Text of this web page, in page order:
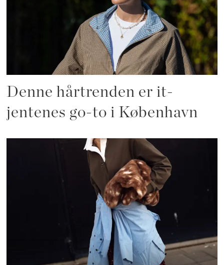
Denne hårtrenden er it-
jentenes go-to i København